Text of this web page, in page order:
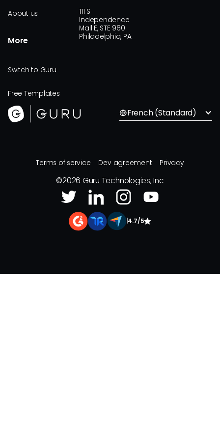
About us
More
Switch to Guru
Free Templates
111 S
Independence
Mall E, STE 960
Philadelphia, PA
French (Standard)
Terms of service Dev agreement Privacy
©2026 Guru Technologies, Inc
4.7/5